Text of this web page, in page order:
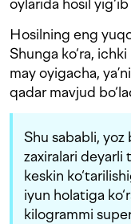
oylarida hosil
Hosilning eng
Shunga ko‘ra,
may oyigacha,
qadar mavjud
Shu sababli,
zaxiralari deyarli
keskin
iyun holatiga
kilogrammi